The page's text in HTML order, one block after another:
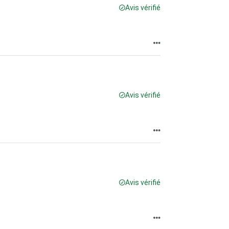
Avis vérifié
Avis vérifié
Avis vérifié